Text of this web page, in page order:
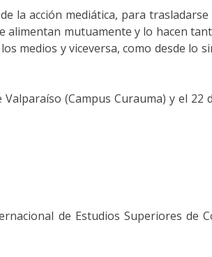
la acción mediática, para trasladarse
alimentan mutuamente y lo hacen
medios y viceversa, como desde lo
(Campus Curauma) y el 22
de Estudios Superiores de